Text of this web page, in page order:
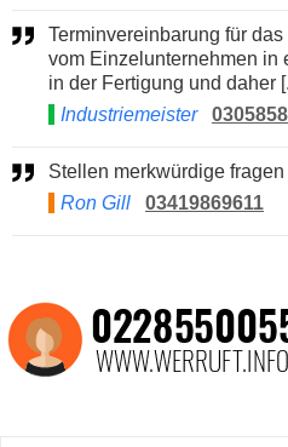
Terminvereinbarung für das Erstgespräch Umwandlung
vom Einzelunternehmen in
in der Fertigung und daher
Industriemeister
Stellen merkwürdige
Ron Gill
03419869611